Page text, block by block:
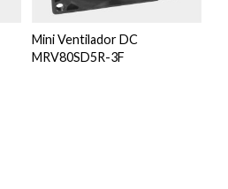
Mini Ventilador DC
MRV80SD5R-3F